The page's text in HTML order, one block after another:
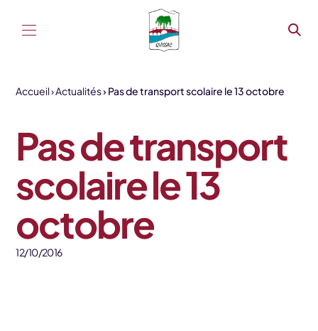
Accueil Actualités Pas de transport scolaire le 13 octobre
Pas de transport
scolaire le 13
octobre
12/10/2016